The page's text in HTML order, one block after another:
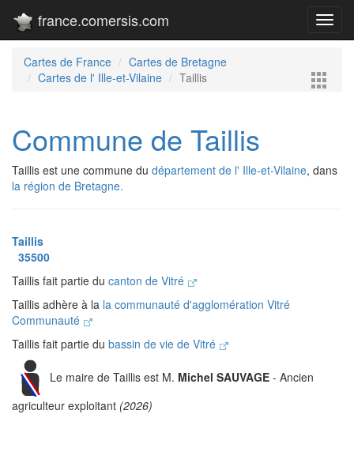
france.comersis.com
Cartes de France
Cartes de Bretagne
Cartes de l' Ille-et-Vilaine
Taillis
Commune de Taillis
Taillis est une commune du département de l' Ille-et-Vilaine, dans
la région de Bretagne.
Taillis
35500
Taillis fait partie du canton de Vitré
Taillis adhère à la la communauté d'agglomération Vitré
Communauté
Taillis fait partie du bassin de vie de Vitré
Le maire de Taillis est M. Michel SAUVAGE - Ancien
agriculteur exploitant (2026)